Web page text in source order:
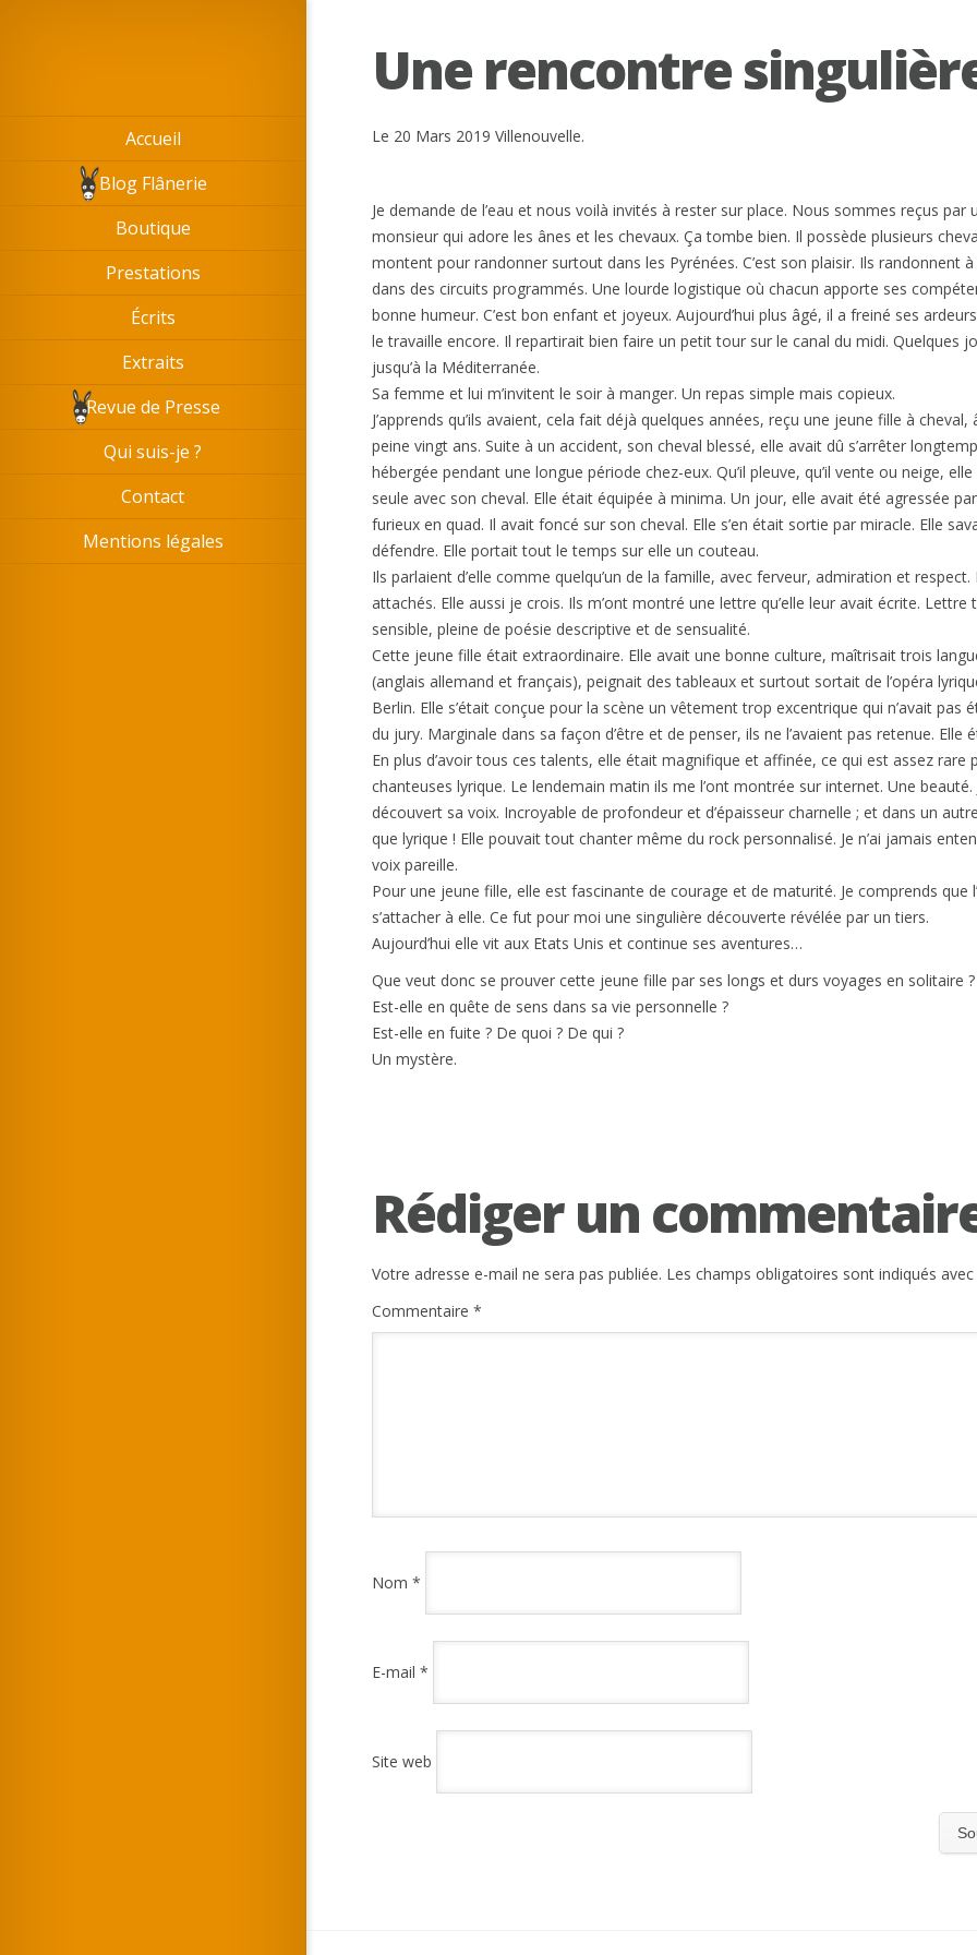
Accueil
Blog Flânerie
Boutique
Prestations
Écrits
Extraits
Revue de Presse
Qui suis-je ?
Contact
Mentions légales
Une rencontre
Le 20 Mars 2019 Villenouvelle.
Je demande de l’eau et nous voilà invités à rester sur place. Nous sommes reçus par
monsieur qui adore les ânes et les chevaux. Ça tombe bien. Il possède plusieurs
montent pour randonner surtout dans les Pyrénées. C’est son plaisir. Ils randonnent à
dans des circuits programmés. Une lourde logistique où chacun apporte ses
bonne humeur. C’est bon enfant et joyeux. Aujourd’hui plus âgé, il a freiné ses
le travaille encore. Il repartirait bien faire un petit tour sur le canal du midi. Quelques
jusqu’à la Méditerranée.
Sa femme et lui m’invitent le soir à manger. Un repas simple mais copieux.
J’apprends qu’ils avaient, cela fait déjà quelques années, reçu une jeune fille à cheval,
peine vingt ans. Suite à un accident, son cheval blessé, elle avait dû s’arrêter
hébergée pendant une longue période chez-eux. Qu’il pleuve, qu’il vente ou neige,
seule avec son cheval. Elle était équipée à minima. Un jour, elle avait été agressée
furieux en quad. Il avait foncé sur son cheval. Elle s’en était sortie par miracle. Elle
défendre. Elle portait tout le temps sur elle un couteau.
Ils parlaient d’elle comme quelqu’un de la famille, avec ferveur, admiration et respect.
attachés. Elle aussi je crois. Ils m’ont montré une lettre qu’elle leur avait écrite. Lettre
sensible, pleine de poésie descriptive et de sensualité.
Cette jeune fille était extraordinaire. Elle avait une bonne culture, maîtrisait trois
(anglais allemand et français), peignait des tableaux et surtout sortait de l’opéra
Berlin. Elle s’était conçue pour la scène un vêtement trop excentrique qui n’avait pas
du jury. Marginale dans sa façon d’être et de penser, ils ne l’avaient pas retenue. Elle
En plus d’avoir tous ces talents, elle était magnifique et affinée, ce qui est assez rare
chanteuses lyrique. Le lendemain matin ils me l’ont montrée sur internet. Une beauté.
découvert sa voix. Incroyable de profondeur et d’épaisseur charnelle ; et dans un
que lyrique ! Elle pouvait tout chanter même du rock personnalisé. Je n’ai jamais
voix pareille.
Pour une jeune fille, elle est fascinante de courage et de maturité. Je comprends que
s’attacher à elle. Ce fut pour moi une singulière découverte révélée par un tiers.
Aujourd’hui elle vit aux Etats Unis et continue ses aventures…
Que veut donc se prouver cette jeune fille par ses longs et durs voyages en solitaire ?
Est-elle en quête de sens dans sa vie personnelle ?
Est-elle en fuite ? De quoi ? De qui ?
Un mystère.
Rédiger un
Votre adresse e-mail ne sera pas publiée. Les champs obligatoires sont indiqués avec
Commentaire *
Nom *
E-mail *
Site web